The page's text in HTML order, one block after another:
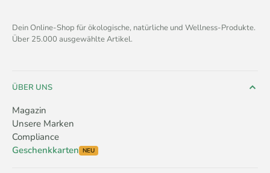
Dein Online-Shop für ökologische, natürliche und Wellness-Produkte.
Über 25.000 ausgewählte Artikel.
ÜBER UNS
Magazin
Unsere Marken
Compliance
Geschenkkarten NEU